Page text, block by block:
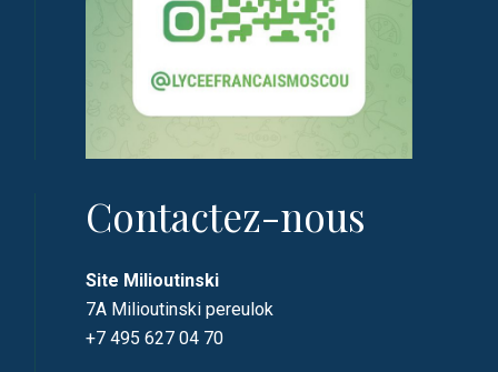
Contactez-nous
Site Milioutinski
7A Milioutinski pereulok
+7 495 627 04 70